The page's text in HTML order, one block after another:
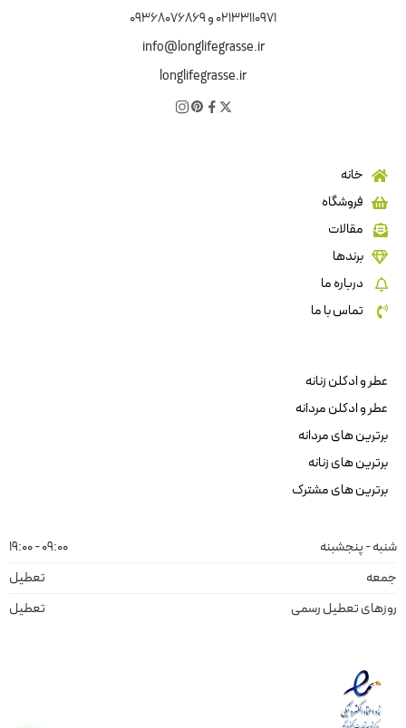
02133110971 و 09368076869
info@longlifegrasse.ir
longlifegrasse.ir
خانه
فروشگاه
مقالات
برندها
درباره ما
تماس با ما
عطر و ادکلن زنانه
عطر و ادکلن مردانه
برترین های مردانه
برترین های زنانه
برترین های مشترک
شنبه - پنجشبنه
09:00 - 19:00
جمعه
تعطیل
روزهای تعطیل رسمی
تعطیل